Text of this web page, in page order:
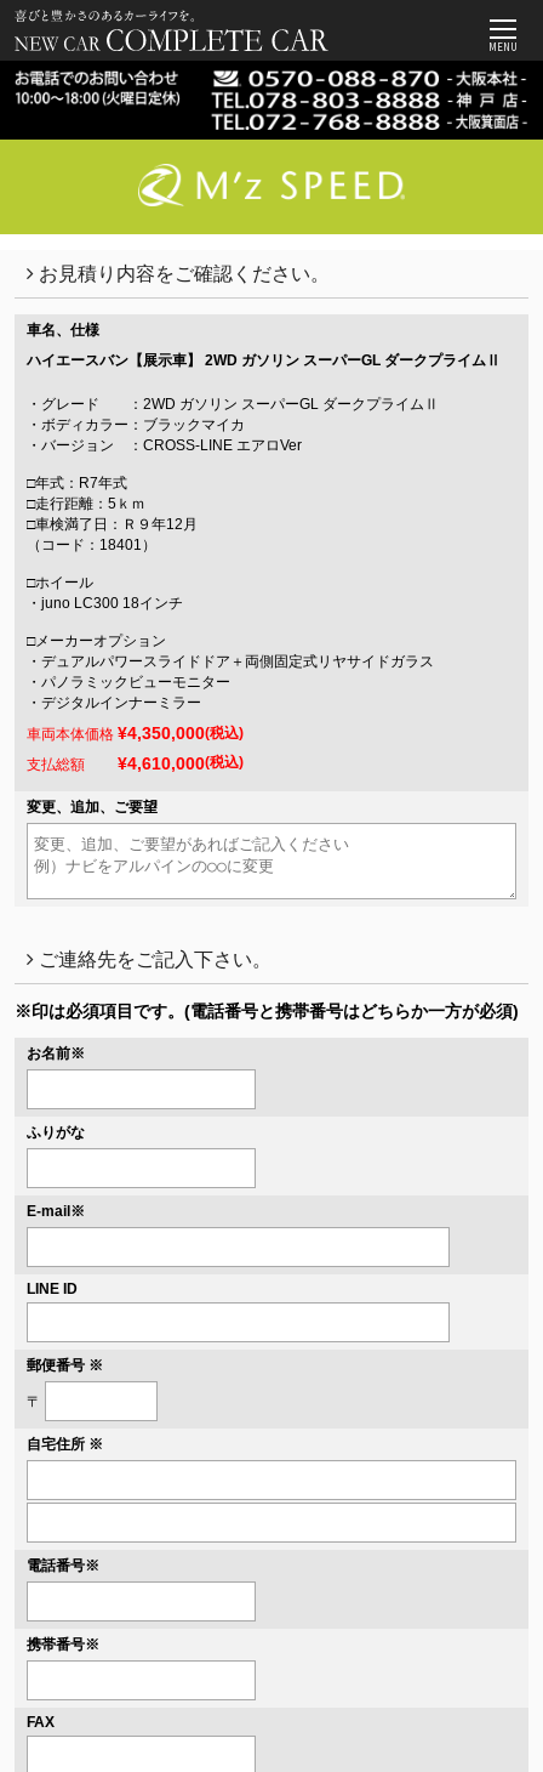
MENU
お見積り内容をご確認ください。
車名、仕様
ハイエースバン【展示車】 2WD ガソリン スーパーGL ダークプライムⅡ
・グレード ：2WD ガソリン スーパーGL ダークプライムⅡ
・ボディカラー：ブラックマイカ
・バージョン ：CROSS-LINE エアロVer
□年式：R7年式
□走行距離：5ｋｍ
□車検満了日：Ｒ９年12月
（コード：18401）
□ホイール
・juno LC300 18インチ
□メーカーオプション
・デュアルパワースライドドア＋両側固定式リヤサイドガラス
・パノラミックビューモニター
・デジタルインナーミラー
車両本体価格 ¥4,350,000(税込)
支払総額 ¥4,610,000(税込)
変更、追加、ご要望
ご連絡先をご記入下さい。
※印は必須項目です。 (電話番号と携帯番号はどちらか一方が必須)
お名前※
ふりがな
E-mail ※
LINE ID
郵便番号 ※
〒
自宅住所 ※
電話番号※
携帯番号※
FAX